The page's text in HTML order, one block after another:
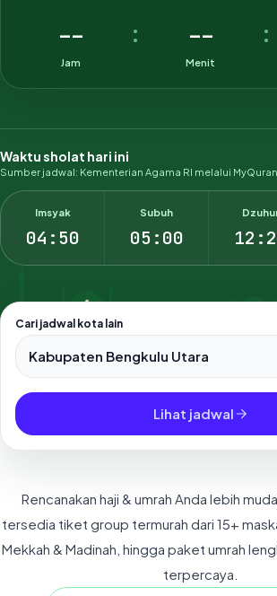
--
Jam
: --
Menit
:
Waktu sholat hari ini
Sumber jadwal: Kementerian Agama RI melalui MyQuran
Imsyak
04:50
Subuh
05:00
Cari jadwal kota lain
Pilih salah satu dari 500+ kota dan
Lihat jadwal
Rencanakan haji & umrah Anda lebih
tersedia tiket group termurah dari 15+
Mekkah & Madinah, hingga paket umrah
terpercaya.